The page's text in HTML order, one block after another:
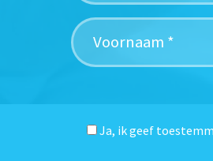
Ja, ik geef